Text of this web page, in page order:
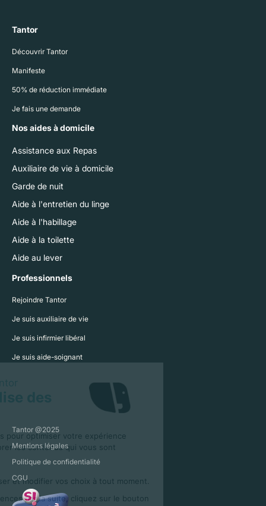
Tantor
Découvrir Tantor
Manifeste
50% de réduction immédiate
Je fais une demande
Nos aides à domicile
Assistance aux Repas
Auxiliaire de vie à domicile
Garde de nuit
Aide à l'entretien du linge
Aide à l'habillage
Aide à la toilette
Aide au lever
Professionnels
Rejoindre Tantor
Je suis auxiliaire de vie
Je suis infirmier libéral
Je suis aide-soignant
Tantor @2025
Mentions légales
Politique de confidentialité
CGU